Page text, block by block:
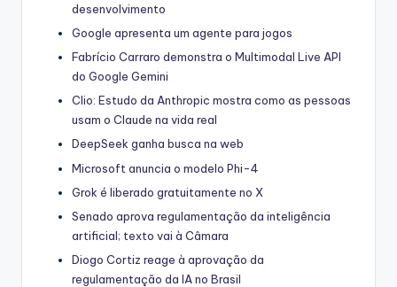
desenvolvimento
Google apresenta um agente para jogos
Fabrício Carraro demonstra o Multimodal Live API
do Google Gemini
Clio: Estudo da Anthropic mostra como as pessoas
usam o Claude na vida real
DeepSeek ganha busca na web
Microsoft anuncia o modelo Phi-4
Grok é liberado gratuitamente no X
Senado aprova regulamentação da inteligência
artificial; texto vai à Câmara
Diogo Cortiz reage à aprovação da
regulamentação da IA no Brasil